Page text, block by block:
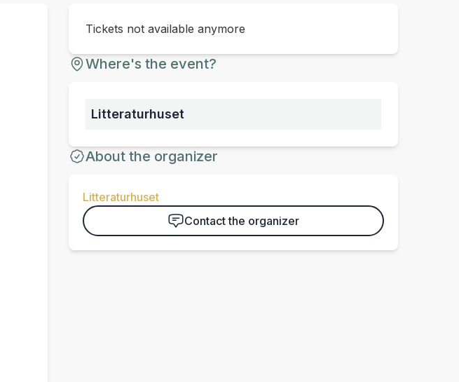
Tickets not available anymore
Where's the event?
Litteraturhuset
About the organizer
Litteraturhuset
Contact the organizer